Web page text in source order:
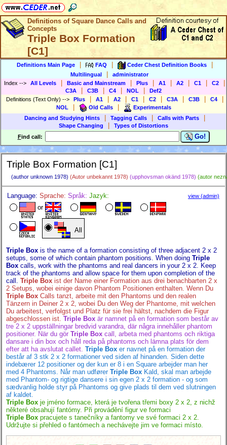
Definitions of Square Dance Calls and
Concepts
Triple Box Formation
[C1]
Definitions Main Page FAQ Ceder Chest Definition Books
Multilingual
administrator
Index --> All Levels Basic and Mainstream Plus A1 A2 C1 C2
C3A C3B C4 NOL
Def2
Definitions (Text Only) --> Plus A1 A2 C1 C2 C3A C3B C4
NOL Old Calls
Experimentals
Dancing and Studying Hints
Tagging Calls Calls with Parts
Shape Changing
Types of Distortions
Find call: Go!
Triple Box Formation [C1]
(author unknown 1978) (Autor unbekannt 1978) (upphovsman okänd 1978) (autor
Language: Sprache: Språk: Jazyk:
or
All
view (admin)
Triple Box is the name of a formation consisting of three adjacent 2 x 2
setups, some of which contain phantom positions. When doing Triple
Box calls, work with the phantoms and real dancers in your 2 x 2. Keep
track of the phantoms and allow space for them upon completion of the
call. Triple Box ist der Name einer Formation aus drei benachbarten 2 x
2 Setups, wobei einige davon Phantom Positionen enthalten. Wenn Du
Triple Box Calls tanzt, arbeite mit den Phantoms und den realen
Tänzern in Deiner 2 x 2, wobei Du den Weg der Phantome, mit welchen
Du arbeitest, verfolgst und Platz für sie frei hältst, nachdem die Figur
abgeschlossen ist. Triple Box är namnet på en formation som består av
tre 2 x 2 uppställningar bredvid varandra, där några innehåller phantom
positioner. När du gör Triple Box call, arbeta med phantoms och riktiga
dansare i din box och håll reda på phantoms och lämna plats för dem
efter att ha avslutat callet. Triple Box er navnet på en formation der
består af 3 stk 2 x 2 formationer ved siden af hinanden. Siden dette
indebærer 12 positioner og der kun er 8 i en Square arbejder man her
med 4 Phantoms. Når man udfører Triple Box Kald, skal man arbejde
med Phantom- og rigtige dansere i sin egen 2 x 2 formation - og som
sædvanlig holde styr på Phantoms og give plads til dem ved slutningen
af kaldet.
Triple Box je jméno formace, která je tvořena třemi boxy 2 x 2, z nichž
některé obsahují fantómy. Při provádění figur ve formaci
Triple Box pracujete s tanečníky a fantomy ve své formaci 2 x 2.
Udržujte si přehled o fantómech a nechávejte jim ve formaci místo.